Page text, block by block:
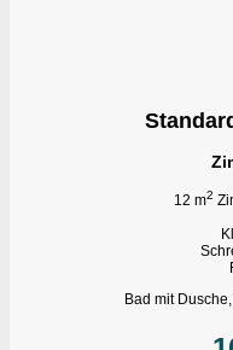
12 m2
Bad mit